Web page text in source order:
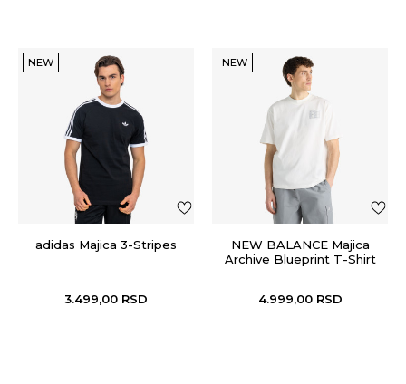
NEW
adidas Majica 3-Stripes
3.499,00 RSD
NEW
NEW BALANCE Majica
Archive Blueprint T-Shirt
4.999,00 RSD